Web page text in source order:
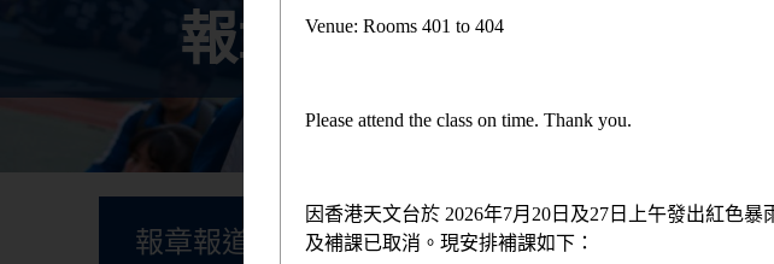
報章報道
報章報道
首頁 > 報章報道
Venue: Rooms 401 to 404
Please attend the class on time. Thank you.
因香港天文台於 2026年7月20日及27日上午發出紅色
及補課已取消。現安排補課如下：